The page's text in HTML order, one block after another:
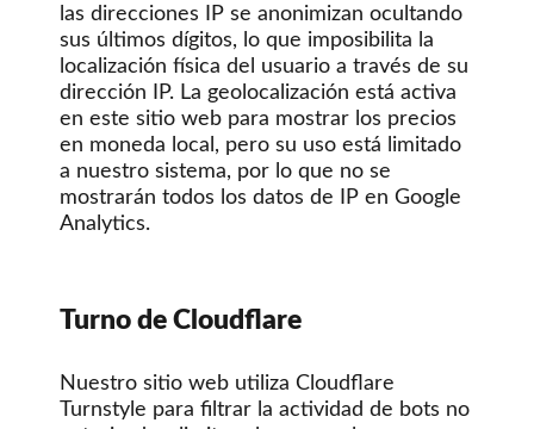
las direcciones IP se anonimizan ocultando
sus últimos dígitos, lo que imposibilita la
localización física del usuario a través de su
dirección IP. La geolocalización está activa
en este sitio web para mostrar los precios
en moneda local, pero su uso está limitado
a nuestro sistema, por lo que no se
mostrarán todos los datos de IP en Google
Analytics.
Turno de Cloudflare
Nuestro sitio web utiliza Cloudflare
Turnstyle para filtrar la actividad de bots no